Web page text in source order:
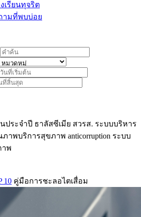
เรียนทุจริต
ามที่พบบ่อย
ประจำปี ธาลัสซีเมีย สวรส. ระบบบริหาร
าพบริการสุขภาพ anticorruption ระบบ
าพ
10 คู่มือการชะลอไตเสื่อม